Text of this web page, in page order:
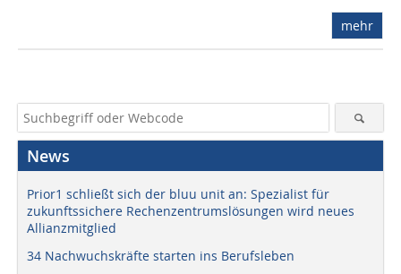
mehr
News
Prior1 schließt sich der bluu unit an: Spezialist für
zukunftssichere Rechenzentrumslösungen wird neues
Allianzmitglied
34 Nachwuchskräfte starten ins Berufsleben